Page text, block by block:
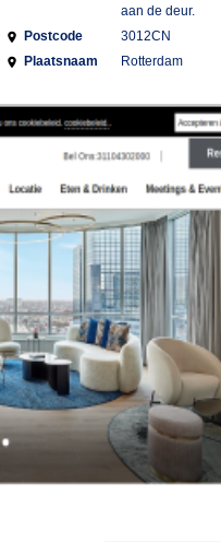
aan de deur.
Postcode
3012CN
Plaatsnaam
Rotterdam